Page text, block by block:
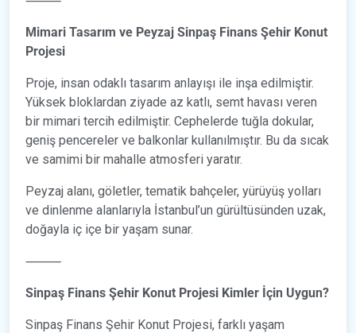
Mimari Tasarım ve Peyzaj Sinpaş Finans Şehir Konut
Projesi
Proje, insan odaklı tasarım anlayışı ile inşa edilmiştir.
Yüksek bloklardan ziyade az katlı, semt havası veren
bir mimari tercih edilmiştir. Cephelerde tuğla dokular,
geniş pencereler ve balkonlar kullanılmıştır. Bu da sıcak
ve samimi bir mahalle atmosferi yaratır.
Peyzaj alanı, göletler, tematik bahçeler, yürüyüş yolları
ve dinlenme alanlarıyla İstanbul’un gürültüsünden uzak,
doğayla iç içe bir yaşam sunar.
⸻
Sinpaş Finans Şehir Konut Projesi Kimler İçin Uygun?
Sinpaş Finans Şehir Konut Projesi, farklı yaşam